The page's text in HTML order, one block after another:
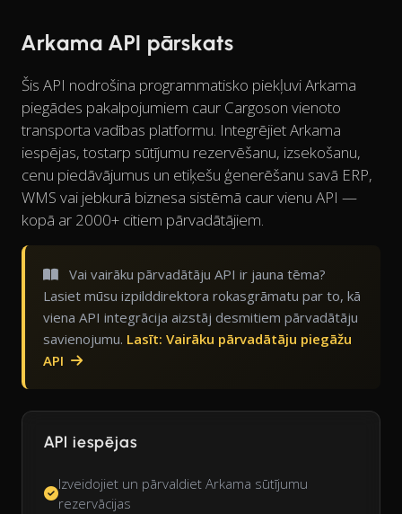
Arkama API pārskats
Šis API nodrošina programmatisko piekļuvi Arkama
piegādes pakalpojumiem caur Cargoson vienoto
transporta vadības platformu. Integrējiet Arkama
iespējas, tostarp sūtījumu rezervēšanu, izsekošanu,
cenu piedāvājumus un etiķešu ģenerēšanu savā ERP,
WMS vai jebkurā biznesa sistēmā caur vienu API —
kopā ar 2000+ citiem pārvadātājiem.
Vai vairāku pārvadātāju API ir jauna tēma?
Lasiet mūsu izpilddirektora rokasgrāmatu par to, kā
viena API integrācija aizstāj desmitiem pārvadātāju
savienojumu. Lasīt: Vairāku pārvadātāju piegāžu
API
API iespējas
Izveidojiet un pārvaldiet Arkama sūtījumu
rezervācijas